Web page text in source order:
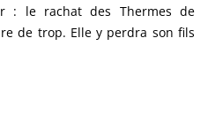
le rachat des Thermes de
de trop. Elle y perdra son fils